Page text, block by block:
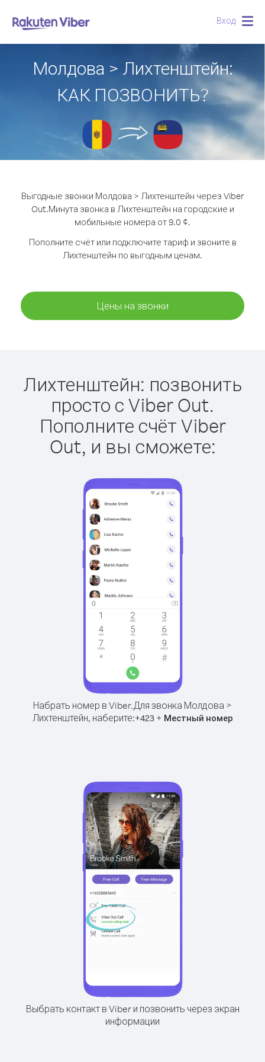
Вход
Молдова > Лихтенштейн:
КАК ПОЗВОНИТЬ?
Выгодные звонки Молдова > Лихтенштейн через Viber
Out.Минута звонка в Лихтенштейн на городские и
мобильные номера от 9.0 ¢.
Пополните счёт или подключите тариф и звоните в
Лихтенштейн по выгодным ценам.
Цены на звонки
Лихтенштейн: позвонить
просто с Viber Out.
Пополните счёт Viber
Out, и вы сможете:
Набрать номер в Viber.Для звонка Молдова >
Лихтенштейн, наберите:+423+ Местный номер
Выбрать контакт в Viber и позвонить через экран
информации